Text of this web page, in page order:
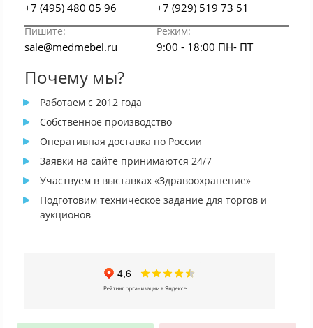
+7 (495) 480 05 96 +7 (929) 519 73 51
Пишите: Режим:
sale@medmebel.ru 9:00 - 18:00 ПН- ПТ
Почему мы?
Работаем с 2012 года
Собственное производство
Оперативная доставка по России
Заявки на сайте принимаются 24/7
Участвуем в выставках «Здравоохранение»
Подготовим техническое задание для торгов и
аукционов